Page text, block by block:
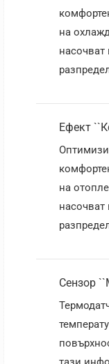
на
Ефект
на
Сензор